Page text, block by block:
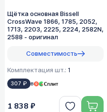
Щётка основная Bissell
CrossWave 1866, 1785, 2052,
1713, 2203, 2225, 2224, 2582N,
2588 - оригинал
Совместимость
Комплектация шт.: 1
307 ₽ в
1 838 ₽